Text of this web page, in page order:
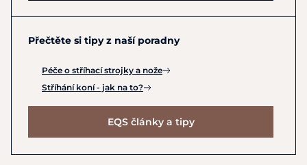
Přečtěte si tipy z naší poradny
Péče o stříhací strojky a nože
Stříhání koní - jak na to?
EQS články a tipy